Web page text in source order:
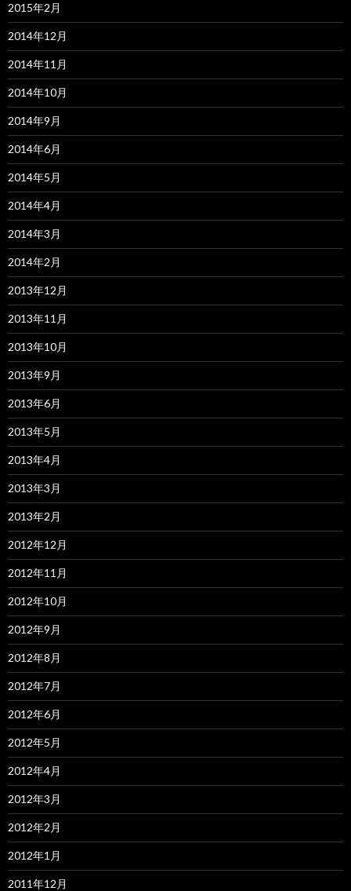
2015年2月
2014年12月
2014年11月
2014年10月
2014年9月
2014年6月
2014年5月
2014年4月
2014年3月
2014年2月
2013年12月
2013年11月
2013年10月
2013年9月
2013年6月
2013年5月
2013年4月
2013年3月
2013年2月
2012年12月
2012年11月
2012年10月
2012年9月
2012年8月
2012年7月
2012年6月
2012年5月
2012年4月
2012年3月
2012年2月
2012年1月
2011年12月